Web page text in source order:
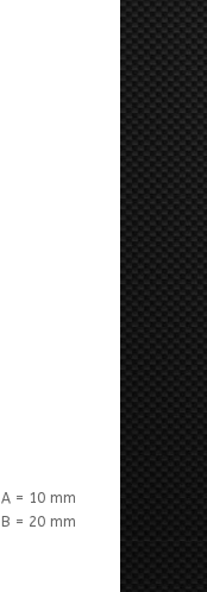
A = 10 mm
B = 20 mm